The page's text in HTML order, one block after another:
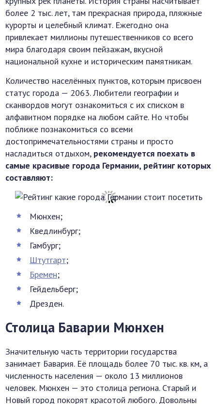
более 2 тыс. лет, там прекрасная природа, пляжные
курорты и целебный климат. Ежегодно она
привлекает миллионы путешественников со всего
мира благодаря своим пейзажам, вкусной
национальной кухне и историческим памятникам.
Количество населённых пунктов, которым присвоен
статус города — 2063. Любители географии и
сканвордов могут ознакомиться с их списком в
алфавитном порядке на любом сайте. Но чтобы
поближе познакомиться со всеми
достопримечательностями страны и просто
насладиться отдыхом, рекомендуется поехать в
самые красивые города Германии, рейтинг которых
составляют:
Мюнхен;
Кведлинбург;
Гамбург;
Штутгарт;
Бремен;
Гейдельберг;
Дрезден.
Столица Баварии Мюнхен
Значительную часть территории государства
занимает Бавария. Её площадь более 70 тыс. кв. км, а
численность населения — около 13 миллионов
человек. Мюнхен — это столица региона. Старый и
Новый город покорят красотой любого. Довольны